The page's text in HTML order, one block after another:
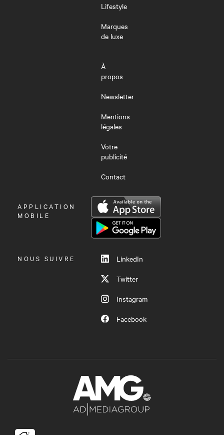
Lifestyle
Marques
de luxe
À
propos
Newsletter
Mentions
légales
Votre
publicité
Contact
OUVRIR
LE
APPLICATION
MOBILE
NOUS SUIVRE
LinkedIn
Twitter
Instagram
Facebook